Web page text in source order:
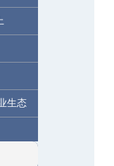
生态